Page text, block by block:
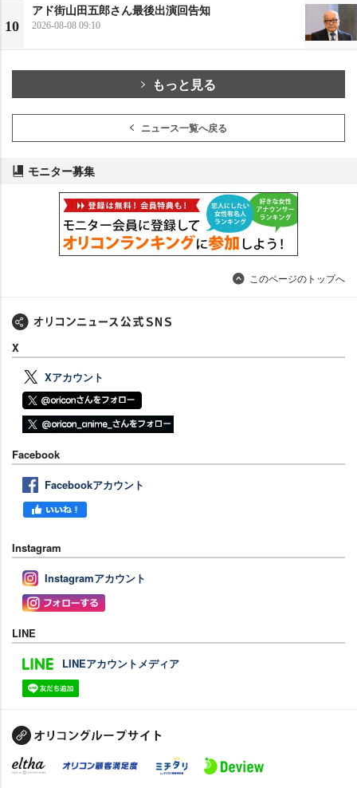
10
アド街山田五郎さん最後出演回告知
2026-08-08 09:10
もっと見る
ニュース一覧へ戻る
モニター募集
このページのトップへ
X
Xアカウント
Facebook
Facebookアカウント
Instagram
Instagramアカウント
LINE
LINEアカウントメディア